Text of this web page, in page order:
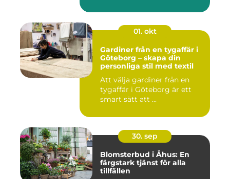
01. okt
Gardiner från en tygaffär i
Göteborg – skapa din
personliga stil med textil
Att välja gardiner från en
tygaffär i Göteborg är ett
smart sätt att ...
30. sep
Blomsterbud i Åhus: En
färgstark tjänst för alla
tillfällen